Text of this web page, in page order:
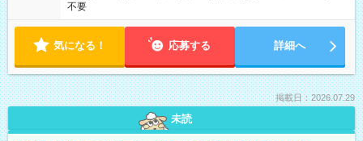
不要
気になる！ 応募する 詳細へ
掲載日：2026.07.29
未読